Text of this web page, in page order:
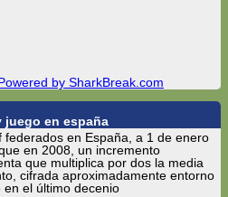
by SharkBreak.com
juego en españa
federados en España, a 1 de enero
en 2008, un incremento
que multiplica por dos la media
cifrada aproximadamente entorno
el último decenio